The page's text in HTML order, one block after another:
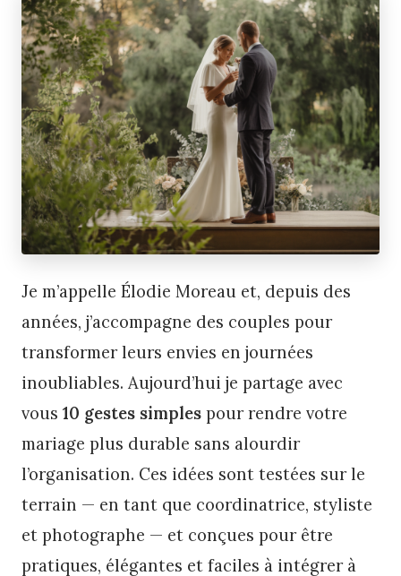
Je m’appelle Élodie Moreau et, depuis des
années, j’accompagne des couples pour
transformer leurs envies en journées
inoubliables. Aujourd’hui je partage avec
vous 10 gestes simples pour rendre votre
mariage plus durable sans alourdir
l’organisation. Ces idées sont testées sur le
terrain — en tant que coordinatrice, styliste
et photographe — et conçues pour être
pratiques, élégantes et faciles à intégrer à